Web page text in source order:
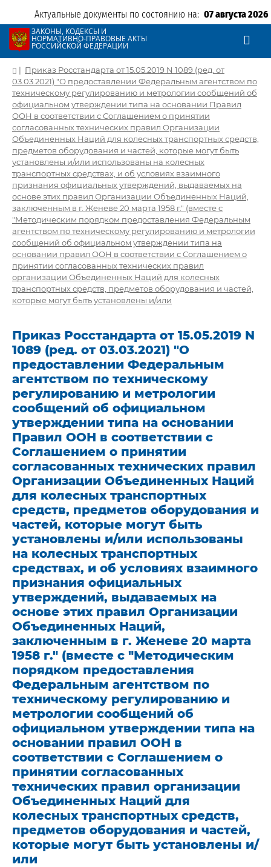
Актуальные документы по состоянию на: 07 августа 2026
ЗАКОНЫ, КОДЕКСЫ И
НОРМАТИВНО-ПРАВОВЫЕ АКТЫ
РОССИЙСКОЙ ФЕДЕРАЦИИ
| Приказ Росстандарта от 15.05.2019 N 1089 (ред. от
03.03.2021) "О предоставлении Федеральным агентством по
техническому регулированию и метрологии сообщений об
официальном утверждении типа на основании Правил
ООН в соответствии с Соглашением о принятии
согласованных технических правил Организации
Объединенных Наций для колесных транспортных средств,
предметов оборудования и частей, которые могут быть
установлены и/или использованы на колесных
транспортных средствах, и об условиях взаимного
признания официальных утверждений, выдаваемых на
основе этих правил Организации Объединенных Наций,
заключенным в г. Женеве 20 марта 1958 г." (вместе с
"Методическим порядком предоставления Федеральным
агентством по техническому регулированию и метрологии
сообщений об официальном утверждении типа на
основании правил ООН в соответствии с Соглашением о
принятии согласованных технических правил
организации Объединенных Наций для колесных
транспортных средств, предметов оборудования и частей,
которые могут быть установлены и/или
Приказ Росстандарта от 15.05.2019 N
1089 (ред. от 03.03.2021) "О
предоставлении Федеральным
агентством по техническому
регулированию и метрологии
сообщений об официальном
утверждении типа на основании
Правил ООН в соответствии с
Соглашением о принятии
согласованных технических правил
Организации Объединенных Наций
для колесных транспортных
средств, предметов оборудования и
частей, которые могут быть
установлены и/или использованы
на колесных транспортных
средствах, и об условиях взаимного
признания официальных
утверждений, выдаваемых на
основе этих правил Организации
Объединенных Наций,
заключенным в г. Женеве 20 марта
1958 г." (вместе с "Методическим
порядком предоставления
Федеральным агентством по
техническому регулированию и
метрологии сообщений об
официальном утверждении типа на
основании правил ООН в
соответствии с Соглашением о
принятии согласованных
технических правил организации
Объединенных Наций для
колесных транспортных средств,
предметов оборудования и частей,
которые могут быть установлены и/
или